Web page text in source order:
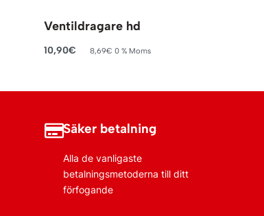
Ventildragare hd
10,90€ 8,69€ 0 % Moms
Säker betalning
Alla de vanligaste
betalningsmetoderna till ditt
förfogande